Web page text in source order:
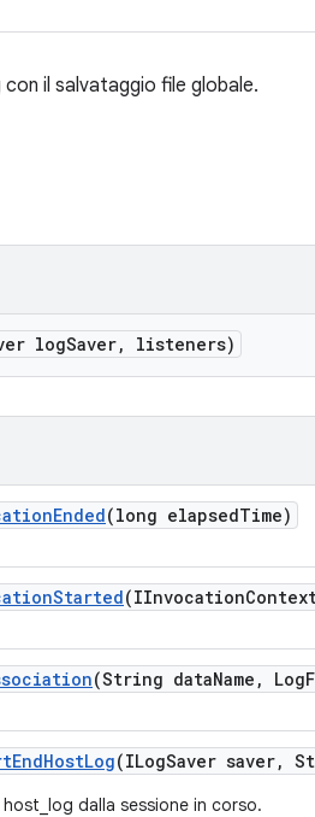
il salvataggio file globale.
logSaver, listeners)
Ended(long elapsedTime)
Started(IInvocation
(String dataName , Log
EndHostLog(ILogSaver saver,
dalla sessione in corso.